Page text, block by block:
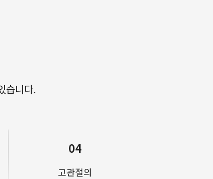
습니다.
04
고관절의